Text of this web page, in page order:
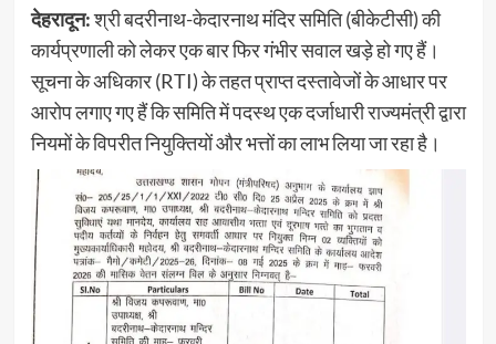
देहरादून:श्री बदरीनाथ-केदारनाथ मंदिर समिति (बीकेटीसी) की
कार्यप्रणाली को लेकर एक बार फिर गंभीर सवाल खड़े हो गए हैं।
सूचना के अधिकार (RTI) के तहत प्राप्त दस्तावेजों के आधार पर
आरोप लगाए गए हैं कि समिति में पदस्थ एक दर्जाधारी राज्यमंत्री द्वारा
नियमों के विपरीत नियुक्तियों और भत्तों का लाभ लिया जा रहा है।